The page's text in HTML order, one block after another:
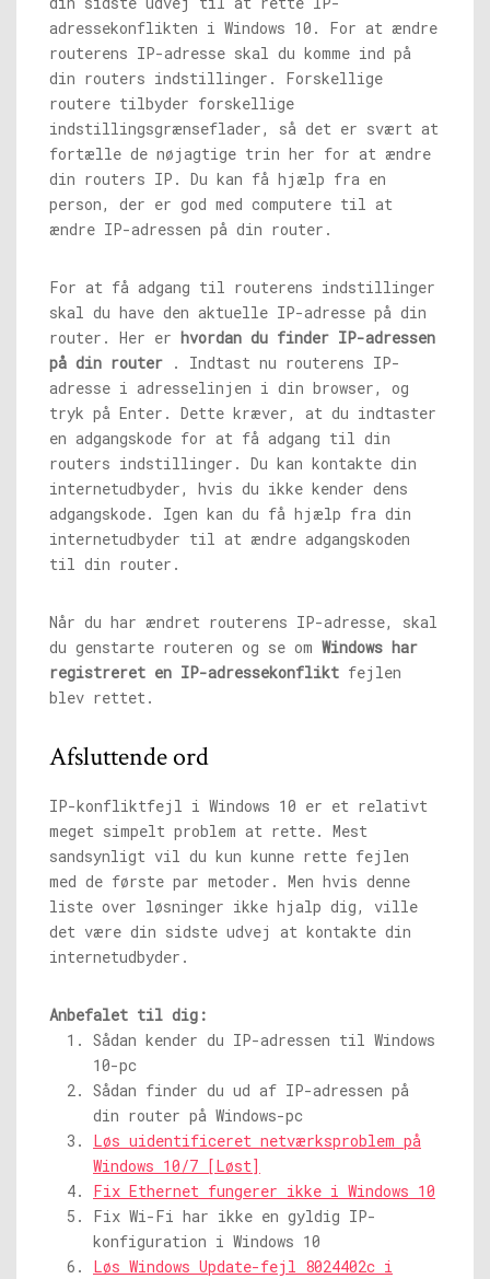
adressekonflikten i Windows 10. For at ændre
routerens IP-adresse skal du komme ind på
din routers indstillinger. Forskellige
routere tilbyder forskellige
indstillingsgrænseflader, så det er svært at
fortælle de nøjagtige trin her for at ændre
din routers IP. Du kan få hjælp fra en
person, der er god med computere til at
ændre IP-adressen på din router.
For at få adgang til routerens indstillinger
skal du have den aktuelle IP-adresse på din
router. Her er hvordan du finder IP-adressen
på din router . Indtast nu routerens IP-
adresse i adresselinjen i din browser, og
tryk på Enter. Dette kræver, at du indtaster
en adgangskode for at få adgang til din
routers indstillinger. Du kan kontakte din
internetudbyder, hvis du ikke kender dens
adgangskode. Igen kan du få hjælp fra din
internetudbyder til at ændre adgangskoden
til din router.
Når du har ændret routerens IP-adresse, skal
du genstarte routeren og se om Windows har
registreret en IP-adressekonflikt fejlen
blev rettet.
Afsluttende ord
IP-konfliktfejl i Windows 10 er et relativt
meget simpelt problem at rette. Mest
sandsynligt vil du kun kunne rette fejlen
med de første par metoder. Men hvis denne
liste over løsninger ikke hjalp dig, ville
det være din sidste udvej at kontakte din
internetudbyder.
Anbefalet til dig:
Sådan kender du IP-adressen til Windows
10-pc
Sådan finder du ud af IP-adressen på
din router på Windows-pc
Løs uidentificeret netværksproblem på
Windows 10/7 [Løst]
Fix Ethernet fungerer ikke i Windows 10
Fix Wi-Fi har ikke en gyldig IP-
konfiguration i Windows 10
Løs Windows Update-fejl 8024402c i